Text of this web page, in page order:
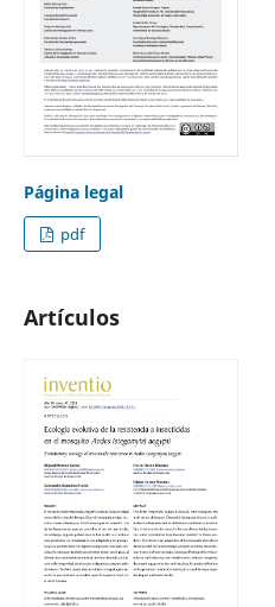
Página legal
pdf
Artículos